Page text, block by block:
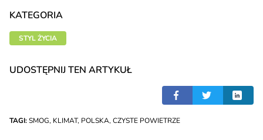
KATEGORIA
STYL ŻYCIA
UDOSTĘPNIJ TEN ARTYKUŁ
TAGI:SMOG, KLIMAT, POLSKA, CZYSTE POWIETRZE